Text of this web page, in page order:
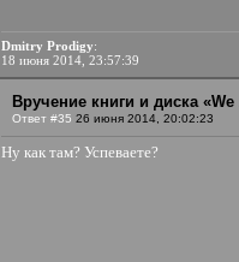
Dmitry Prodigy:
18 июня 2014, 23:57:39
Вручение книги и диска
Ответ #35 26 июня 2014, 20:02:23
Ну как там? Успеваете?